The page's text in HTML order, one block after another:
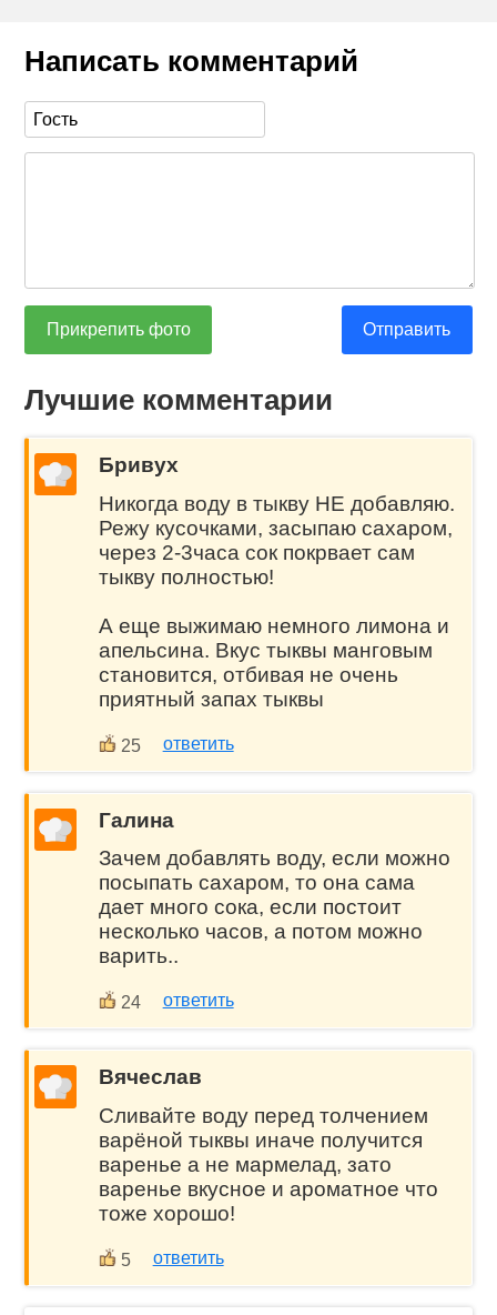
Написать комментарий
Прикрепить фото Отправить
Лучшие комментарии
Бривух
Никогда воду в тыкву НЕ добавляю.
Режу кусочками, засыпаю сахаром,
через 2-3часа сок покрвает сам
тыкву полностью!
А еще выжимаю немного лимона и
апельсина. Вкус тыквы манговым
становится, отбивая не очень
приятный запах тыквы
25 ответить
Галина
Зачем добавлять воду, если можно
посыпать сахаром, то она сама
дает много сока, если постоит
несколько часов, а потом можно
варить..
24 ответить
Вячеслав
Сливайте воду перед толчением
варёной тыквы иначе получится
варенье а не мармелад, зато
варенье вкусное и ароматное что
тоже хорошо!
5 ответить